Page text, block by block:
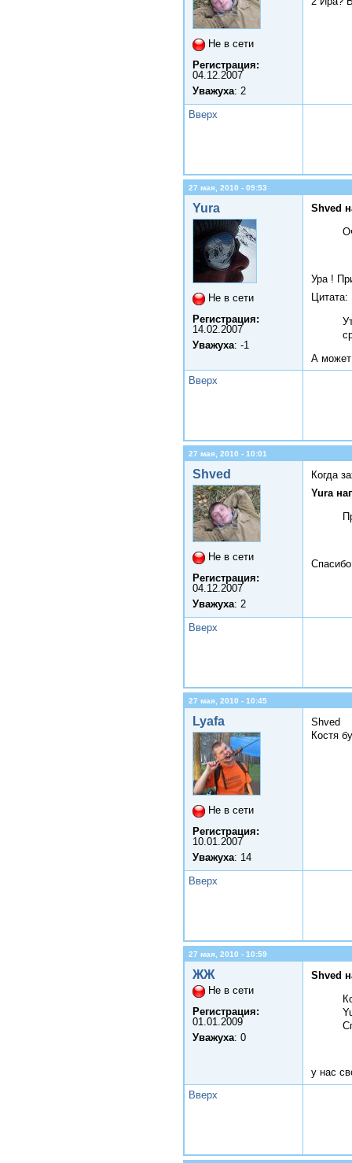
Не в сети
Регистрация:
04.12.2007
Уважуха: 2
Вверх
27 мая, 2010 - 09:53
Yura
Не в сети
Регистрация:
14.02.2007
Уважуха: -1
Shved
Ура !
Цитата:
А может
Вверх
27 мая, 2010 - 10:01
Shved
Не в сети
Регистрация:
04.12.2007
Уважуха: 2
Когда
Yura
Вверх
27 мая, 2010 - 10:45
Lyafa
Не в сети
Регистрация:
10.01.2007
Уважуха: 14
Shved
Костя
Вверх
27 мая, 2010 - 10:59
ЖЖ
Не в сети
Регистрация:
01.01.2009
Уважуха: 0
Shved
у нас
Вверх